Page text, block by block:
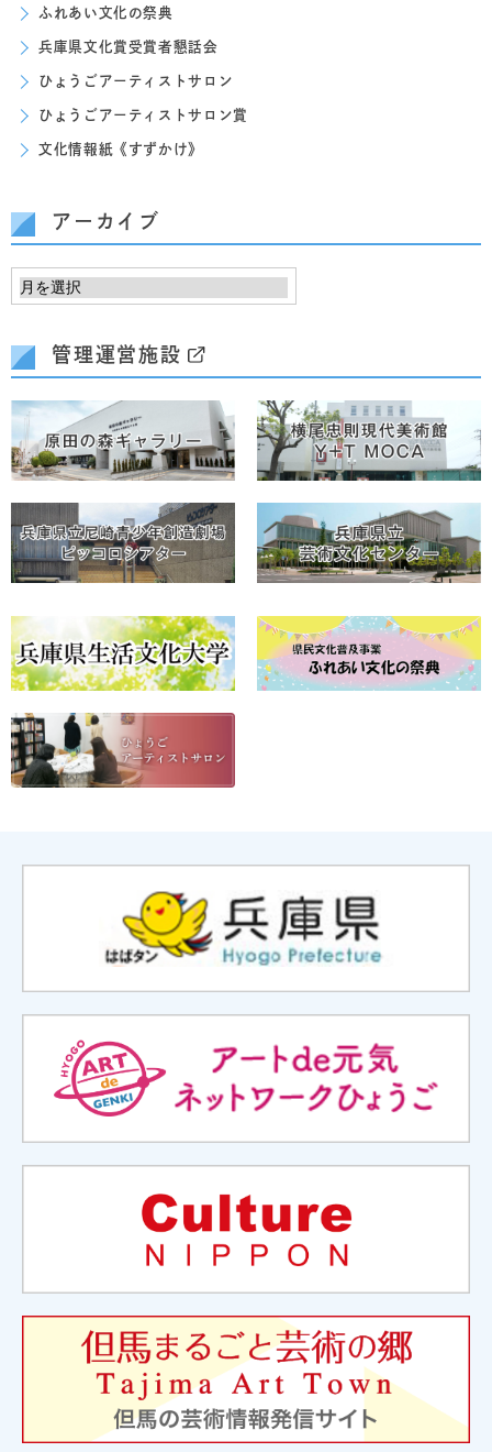
ふれあい文化の祭典
兵庫県文化賞受賞者懇話会
ひょうごアーティストサロン
ひょうごアーティストサロン賞
文化情報紙《すずかけ》
アーカイブ
管理運営施設